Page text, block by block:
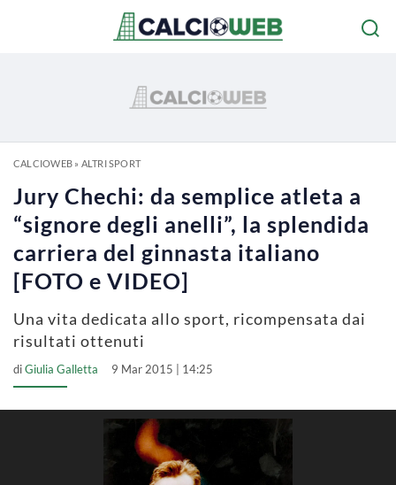
CALCIOWEB» ALTRI SPORT
Jury Chechi: da semplice atleta a
“signore degli anelli”, la splendida
carriera del ginnasta italiano
[FOTO e VIDEO]
Una vita dedicata allo sport, ricompensata dai
risultati ottenuti
diGiulia Galletta 9 Mar 2015 | 14:25